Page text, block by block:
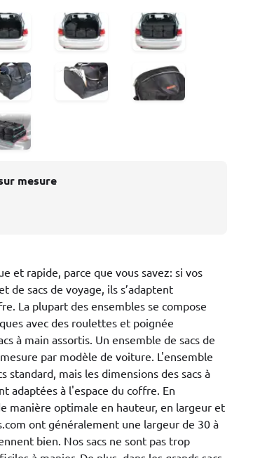
mesure
et rapide, parce que vous savez: si vos
de sacs de voyage, ils s’adaptent
La plupart des ensembles se compose
avec des roulettes et poignée
à main assortis. Un ensemble de sacs de
par modèle de voiture. L'ensemble
standard, mais les dimensions des sacs à
adaptées à l'espace du coffre. En
manière optimale en hauteur, en largeur et
ont généralement une largeur de 30 à
bien. Nos sacs ne sont pas trop